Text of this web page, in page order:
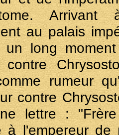
au palais
un long
contre
rumeur
contre
lettre :
à l'empereur